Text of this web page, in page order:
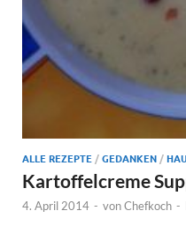
ALLE REZEPTE /GEDANKEN /
Kartoffelcreme
4. April 2014 - vonChefkoch -